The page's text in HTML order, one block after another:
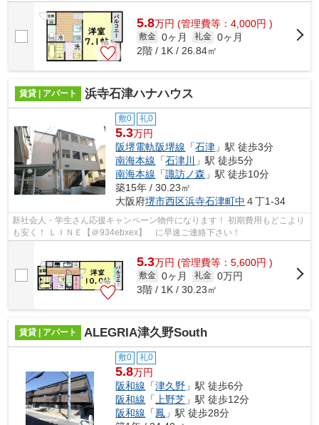
5.8万円 (管理費等：4,000円 )
敷金 0ヶ月 礼金 0ヶ月
2階 / 1K / 26.84㎡
賃貸 | アパート 浜寺石津ハナハウス
敷0 礼0
5.3万円
阪堺電軌阪堺線 「石津 」駅 徒歩3分
南海本線 「石津川
」駅 徒歩5分
南海本線 「諏訪ノ森 」駅 徒歩10分
築15年 / 30.23㎡
大阪府堺市西区浜寺石津町中 ４丁1-34
新社会人・学生さん応援キャンペーン物件になります！ 初期費用もどこより
も安く！ ＬＩＮＥ【＠934ebxex】 に早速ご連絡下さい！
5.3万円 (管理費等：5,600円 )
敷金 0ヶ月 礼金 0万円
3階 / 1K / 30.23㎡
賃貸 | アパート ALEGRIA津久野South
敷0 礼0
5.8万円
阪和線 「津久野 」駅 徒歩6分
阪和線 「 上野芝 」駅 徒歩12分
阪和線 「鳳 」駅 徒歩28分